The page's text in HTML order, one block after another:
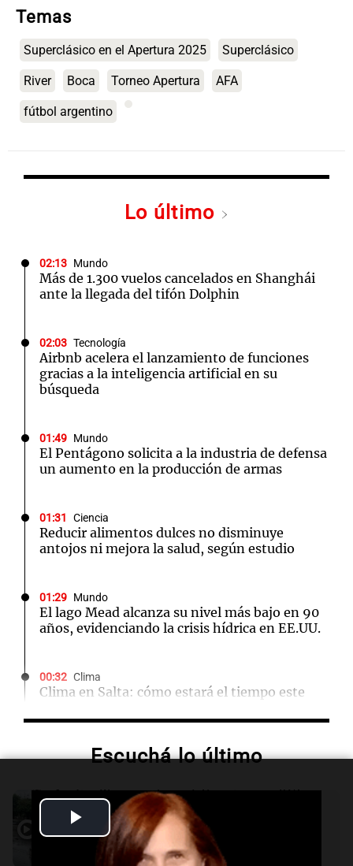
Play
Video
Temas
Superclásico en el Apertura 2025 Superclásico
River Boca Torneo Apertura AFA
fútbol argentino
Lo último
02:13 Mundo
Más de 1.300 vuelos cancelados en Shanghái
ante la llegada del tifón Dolphin
02:03 Tecnología
Airbnb acelera el lanzamiento de funciones
gracias a la inteligencia artificial en su
búsqueda
01:49 Mundo
El Pentágono solicita a la industria de defensa
un aumento en la producción de armas
01:31 Ciencia
Reducir alimentos dulces no disminuye
antojos ni mejora la salud, según estudio
01:29 Mundo
El lago Mead alcanza su nivel más bajo en 90
años, evidenciando la crisis hídrica en EE.UU.
00:32 Clima
Clima en Salta: cómo estará el tiempo este
00:26 Clima
este domingo 9 de agosto
00:21 Clima
Clima en Mendoza: cómo estará el tiempo
Escuchá lo último
Audio.Tormentas y filtraciones: "El
agua entra por donde menos
imaginamos"
Una Mañana para todos Rosario